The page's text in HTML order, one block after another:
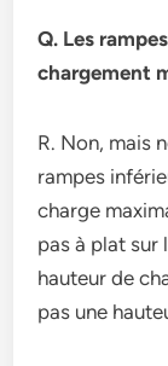
Q. Les
chargement
R. Non, mais
rampes
charge
pas à plat sur
hauteur de
pas une